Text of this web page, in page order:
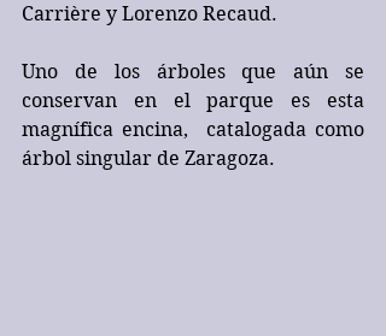
Carrière y Lorenzo Recaud.
Uno de los árboles que aún se
conservan en el parque es esta
magnífica encina,  catalogada como
árbol singular de Zaragoza.